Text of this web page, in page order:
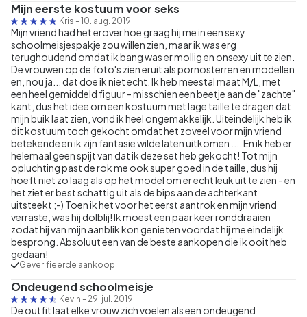
Mijn eerste kostuum voor seks
Kris - 10. aug. 2019
Mijn vriend had het erover hoe graag hij me in een sexy
schoolmeisjespakje zou willen zien, maar ik was erg
terughoudend omdat ik bang was er mollig en onsexy uit te zien.
De vrouwen op de foto's zien eruit als pornosterren en modellen
en, nou ja... dat doe ik niet echt. Ik heb meestal maat M/L, met
een heel gemiddeld figuur - misschien een beetje aan de "zachte"
kant, dus het idee om een kostuum met lage taille te dragen dat
mijn buik laat zien, vond ik heel ongemakkelijk. Uiteindelijk heb ik
dit kostuum toch gekocht omdat het zoveel voor mijn vriend
betekende en ik zijn fantasie wilde laten uitkomen .... En ik heb er
helemaal geen spijt van dat ik deze set heb gekocht! Tot mijn
opluchting past de rok me ook super goed in de taille, dus hij
hoeft niet zo laag als op het model om er echt leuk uit te zien - en
het ziet er best schattig uit als de bips aan de achterkant
uitsteekt ;-) Toen ik het voor het eerst aantrok en mijn vriend
verraste, was hij dolblij! Ik moest een paar keer ronddraaien
zodat hij van mijn aanblik kon genieten voordat hij me eindelijk
besprong. Absoluut een van de beste aankopen die ik ooit heb
gedaan!
Geverifieerde aankoop
Ondeugend schoolmeisje
Kevin - 29. jul. 2019
De outfit laat elke vrouw zich voelen als een ondeugend